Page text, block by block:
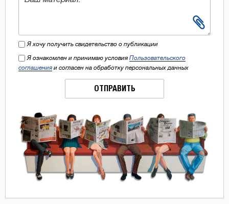
Я хочу получить свидетельство о публикации
Я ознакомлен и принимаю условия Пользовательского
соглашения и согласен на обработку персональных данных
ОТПРАВИТЬ